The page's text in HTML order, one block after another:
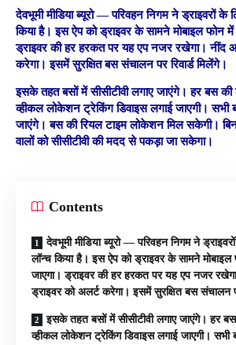
देवभूमी मीडिया ब्यूरो — परिवहन निगम ने ड्राइवरों के
किया है। इस ऐप को ड्राइवर के सामने मोबाइल फोन में
ड्राइवर की हर हरकत पर यह एप नजर रखेगा। नींद
करेगा। इसमें सुरक्षित बस संचालन पर रिवार्ड मिलेंगे।
इसके तहत बसों में सीसीटीवी लगाए जाएंगे। हर बस
व्हीकल लोकेशन ट्रेकिंग डिवाइस लगाई जाएगी।
जाएंगे। बस की रियल टाइम लोकेशन मिल सकेगी।
वालों को सीसीटीवी की मदद से पकड़ा जा सकेगा।
Contents
देवभूमी मीडिया ब्यूरो — परिवहन निगम ने
लॉन्च किया है। इस ऐप को ड्राइवर के सामने मोबाइल
जाएगा। ड्राइवर की हर हरकत पर यह एप नजर
ड्राइवर को अलर्ट करेगा। इसमें सुरक्षित बस संचालन
इसके तहत बसों में सीसीटीवी लगाए जाएंगे। हर
व्हीकल लोकेशन ट्रेकिंग डिवाइस लगाई जाएगी।